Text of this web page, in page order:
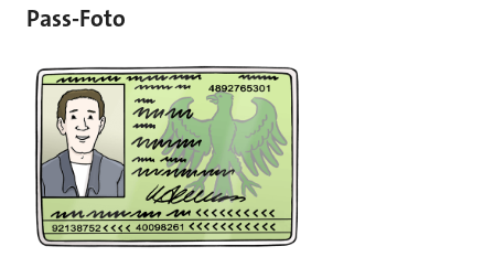
Pass-Foto